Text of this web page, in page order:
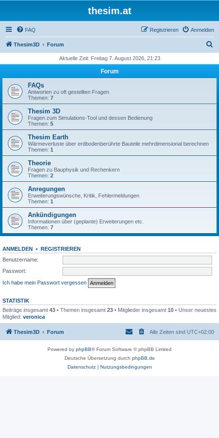
thesim.at
FAQ Anmelden
Registrieren
Thesim3D Forum
h
Aktuelle Zeit: Freitag 7. August 2026, 21:23
Forum
FAQs
Antworten zu oft gestellten Fragen
Themen: 7
Thesim 3D
Fragen zum Simulations-Tool und dessen Bedienung
Themen: 5
Thesim Earth
Wärmeverluste über erdbodenberührte Bauteile mehrdimensional berechnen
Themen: 1
Theorie
Fragen zu Bauphysik und Rechenkern
Themen: 2
Anregungen
Erweiterungswünsche, Kritik, Fehlermeldungen
Themen: 1
Ankündigungen
Informationen über (geplante) Erweiterungen etc.
Themen: 7
ANMELDEN • REGISTRIEREN
Benutzername:
Passwort:
Ich habe mein Passwort vergessen
STATISTIK
Beiträge insgesamt 43 • Themen insgesamt 23 • Mitglieder insgesamt 10 • Unser neuestes
Mitglied: veronica
Thesim3D Forum Alle Zeiten sind UTC+02:00
Powered by phpBB® Forum Software © phpBB Limited
Deutsche Übersetzung durch phpBB.de
Datenschutz| Nutzungsbedingungen